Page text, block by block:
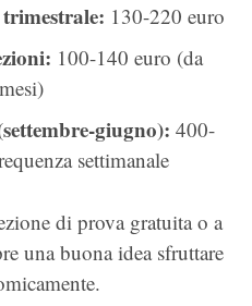
130-220 euro
100-140 euro (da
giugno): 400-
settimanale
di prova gratuita o a
una buona idea sfruttare